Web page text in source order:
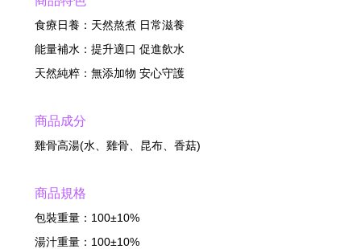
食療日養：天然熬煮 日常滋養
能量補水：提升適口 促進飲水
天然純粹：無添加物 安心守護
商品成分
雞骨高湯(水、雞骨、昆布、香菇)
商品規格
包裝重量：100±10%
湯汁重量：100±10%